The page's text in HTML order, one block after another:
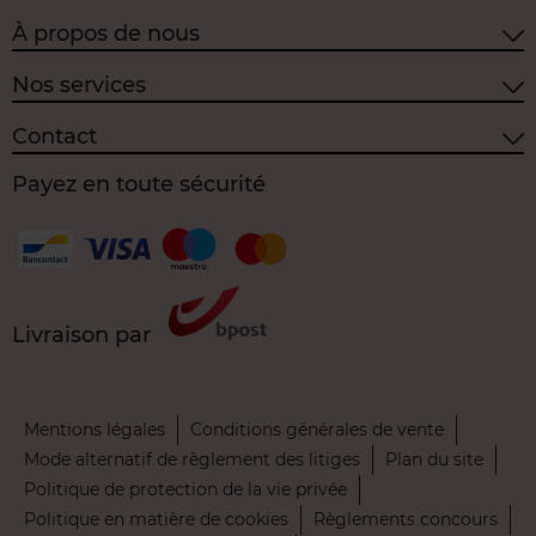
À propos de nous
Nos services
Contact
Payez en toute sécurité
Livraison par
Mentions légales
Conditions générales de vente
Mode alternatif de règlement des litiges
Plan du site
Politique de protection de la vie privée
Politique en matière de cookies
Règlements concours